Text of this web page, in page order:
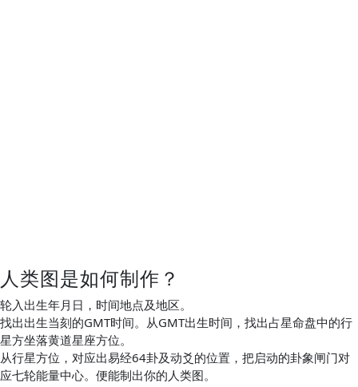
人类图是如何制作？
轮入出生年月日，时间地点及地区。
找出出生当刻的GMT时间。从GMT出生时间，找出占星命盘中的行
星方坐落黄道星座方位。
从行星方位，对应出易经64卦及动爻的位置，把启动的卦象闸门对
应七轮能量中心。便能制出你的人类图。